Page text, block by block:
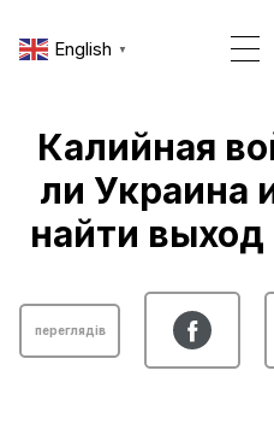
English ▼
Калийная
ли Украина
найти выход
переглядів